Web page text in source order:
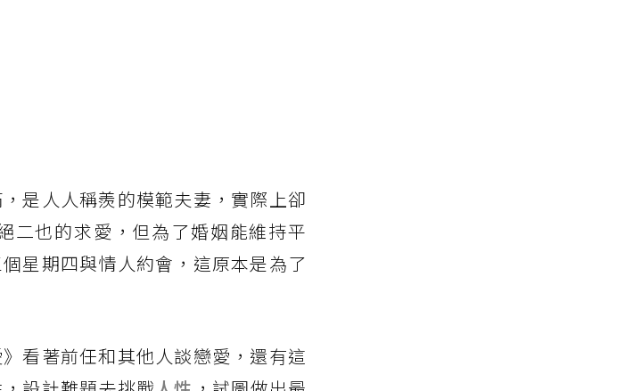
是人人稱羨的模範夫妻，實際上卻
二也的求愛，但為了婚姻能維持平
星期四與情人約會，這原本是為了
看著前任和其他人談戀愛，還有這